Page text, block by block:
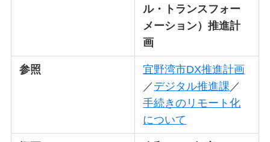
ル・トランスフォー
メーション）推進計
画
参照
宜野湾市DX推進計画
／ デジタル推進課 ／
手続きのリモート化
について